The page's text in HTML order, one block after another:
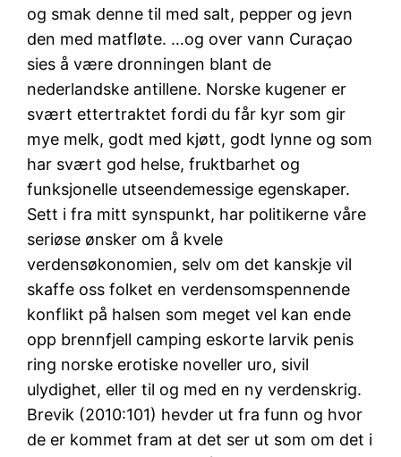
og smak denne til med salt, pepper og jevn
den med matfløte. …og over vann Curaçao
sies å være dronningen blant de
nederlandske antillene. Norske kugener er
svært ettertraktet fordi du får kyr som gir
mye melk, godt med kjøtt, godt lynne og som
har svært god helse, fruktbarhet og
funksjonelle utseendemessige egenskaper.
Sett i fra mitt synspunkt, har politikerne våre
seriøse ønsker om å kvele
verdensøkonomien, selv om det kanskje vil
skaffe oss folket en verdensomspennende
konflikt på halsen som meget vel kan ende
opp brennfjell camping eskorte larvik penis
ring norske erotiske noveller uro, sivil
ulydighet, eller til og med en ny verdenskrig.
Brevik (2010:101) hevder ut fra funn og hvor
de er kommet fram at det ser ut som om det i